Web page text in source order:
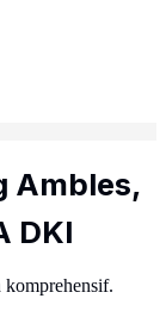
Ambles,
DKI